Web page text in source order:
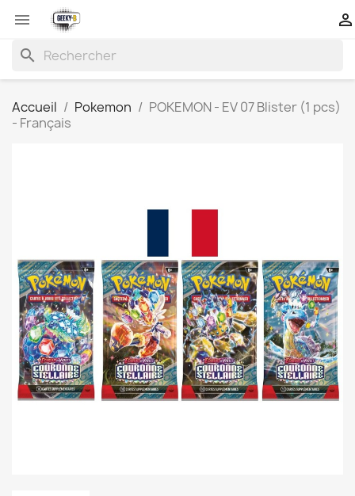


search
Accueil Pokemon
POKEMON - EV 07 Blister (1 pcs)
- Français